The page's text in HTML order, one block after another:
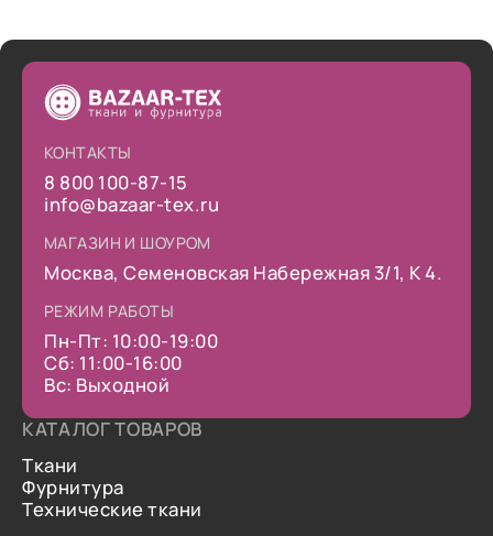
КОНТАКТЫ
8 800 100-87-15
info@bazaar-tex.ru
МАГАЗИН И ШОУРОМ
Москва, Семеновская Набережная 3/1, К 4.
РЕЖИМ РАБОТЫ
Пн-Пт: 10:00-19:00
Сб: 11:00-16:00
Вс: Выходной
КАТАЛОГ ТОВАРОВ
Ткани
Фурнитура
Технические ткани